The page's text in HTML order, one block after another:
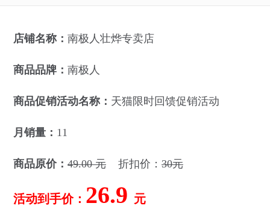
店铺名称： 南极人壮烨专卖店
商品品牌： 南极人
商品促销活动名称： 天猫限时回馈促销活动
月销量： 11
商品原价： 49.00 元 折扣价： 30元
活动到手价： 26.9 元